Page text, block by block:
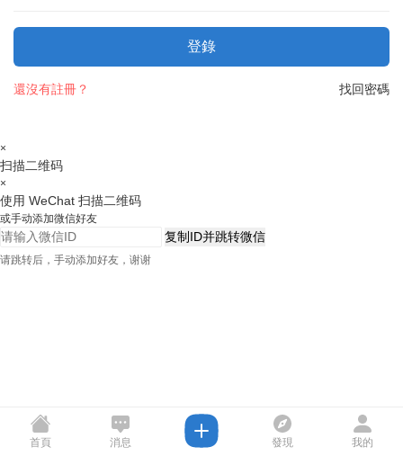
登錄
找回密碼
還沒有註冊？
×
扫描二维码
×
使用 WeChat 扫描二维码
或手动添加微信好友
复制ID并跳转微信
请跳转后，手动添加好友，谢谢
首頁 消息 發現 我的